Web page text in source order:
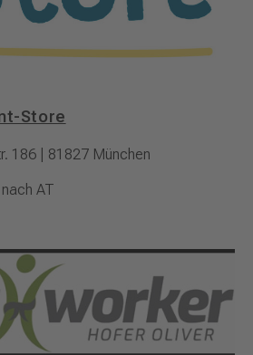
Store
186 | 81827 München
AT